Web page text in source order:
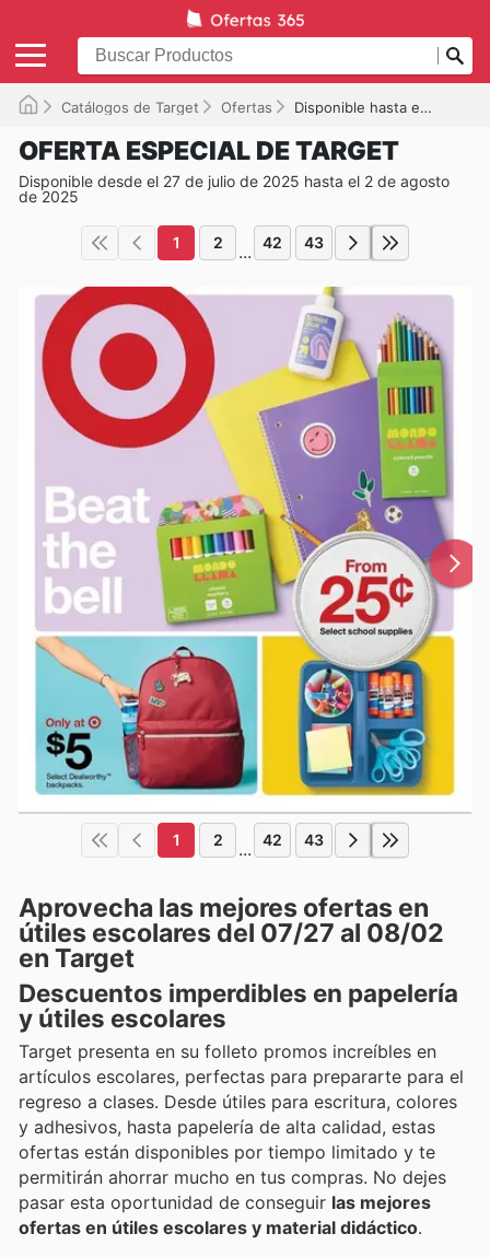
Catálogos de Target Ofertas Disponible hasta el 02/08/2025
OFERTA ESPECIAL DE TARGET
Disponible desde el 27 de julio de 2025 hasta el 2 de agosto
de 2025
1 2 ... 42 43
1 2 ... 42 43
Aprovecha las mejores ofertas en
útiles escolares del 07/27 al 08/02
en Target
Descuentos imperdibles en papelería
y útiles escolares
Target presenta en su folleto promos increíbles en
artículos escolares, perfectas para prepararte para el
regreso a clases. Desde útiles para escritura, colores
y adhesivos, hasta papelería de alta calidad, estas
ofertas están disponibles por tiempo limitado y te
permitirán ahorrar mucho en tus compras. No dejes
pasar esta oportunidad de conseguir las mejores
ofertas en útiles escolares y material didáctico.